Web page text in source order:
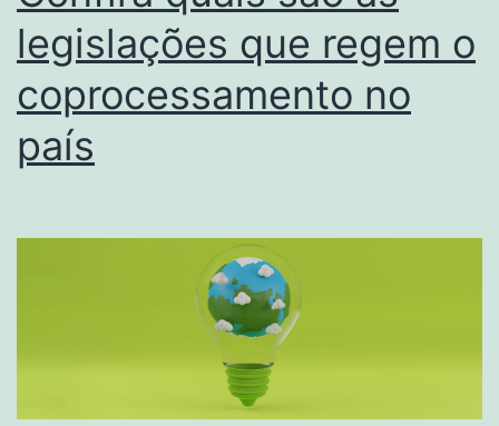
legislações que regem o
coprocessamento no
país